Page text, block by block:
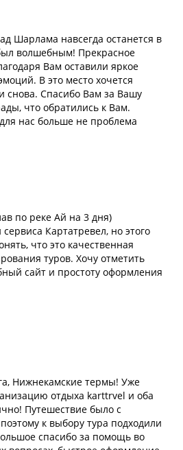
Шарлама навсегда останется в
волшебным! Прекрасное
Вам оставили яркое
В это место хочется
снова. Спасибо Вам за Вашу
что обратились к Вам.
нас больше не проблема
по реке Ай на 3 дня)
сервиса Картатревел, но этого
что это качественная
туров. Хочу отметить
сайт и простоту оформления
Нижнекамские термы! Уже
отдыха karttrvel и оба
Путешествие было с
к выбору тура подходили
спасибо за помощь во